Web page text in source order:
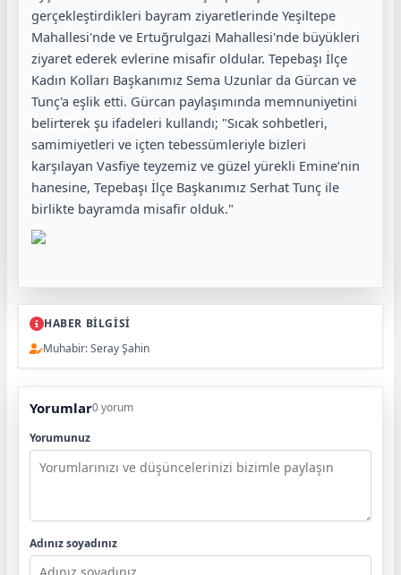
gerçekleştirdikleri bayram ziyaretlerinde Yeşiltepe
Mahallesi'nde ve Ertuğrulgazi Mahallesi'nde büyükleri
ziyaret ederek evlerine misafir oldular. Tepebaşı İlçe
Kadın Kolları Başkanımız Sema Uzunlar da Gürcan ve
Tunç'a eşlik etti. Gürcan paylaşımında memnuniyetini
belirterek şu ifadeleri kullandı; "Sıcak sohbetleri,
samimiyetleri ve içten tebessümleriyle bizleri
karşılayan Vasfiye teyzemiz ve güzel yürekli Emine’nin
hanesine, Tepebaşı İlçe Başkanımız Serhat Tunç ile
birlikte bayramda misafir olduk."
HABER BİLGİSİ
Muhabir: Seray Şahin
Yorumlar0 yorum
Yorumunuz
Adınız soyadınız